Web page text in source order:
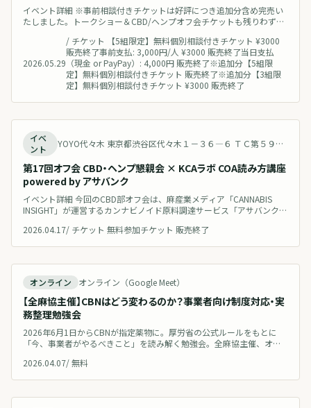
イベント詳細 ※事前相談付きチケットは好評につき追加分含め完売い
たしました。トークショー＆CBD/ヘンプオフ会チケットも残りわずか
近の法律の切り替わり、結局どうなるの？」「CBNの規制後、これか
らのCBD業界や私たちはどう動くべき？」 そんな疑問を持つCBDユー
ザーや医療大麻、ヘンプ産業に関心のある皆さまへ。日本の医療大
麻・CBD領域
2026.05.29
/ チケット 【5組限定】無料個別相談付きチケット ¥3000
販売終了事前支払: 3,000円/人 ¥3000 販売終了当日支払
（現金 or PayPay）: 4,000円 販売終了※追加分【5組限
定】無料個別相談付きチケット 販売終了※追加分【3組限
定】無料個別相談付きチケット ¥3000 販売終了
イベ
ント
YOYO代々木 東京都渋谷区代々木１－３６―６ ＴＣ第５９代々木駅前ビル６０１ Japan 地図を見る
第17回オフ会 CBD・ヘンプ懇親会 × KCAラボ COA読み方講座
powered by アサバンク
イベント詳細 今回のCBD部オフ会は、麻産業メディア「CANNABIS
INSIGHT」が運営するカンナビノイド原料調達サービス「アサバンク
念して、CBD・ヘンプ産業に関わる皆様に向けて説明会を開催いたし
2026.04.17/ チケット 無料参加チケット 販売終了
オンライン オンライン（Google Meet）
【全麻協主催】CBNはどう変わるのか？事業者向け制度対応・実
務整理勉強会
2026年6月1日からCBNが指定薬物に。厚労省の公式ルールをもとに
「今、事業者がやるべきこと」を読み解く勉強会。全麻協主催、オン
2026.04.07/無料